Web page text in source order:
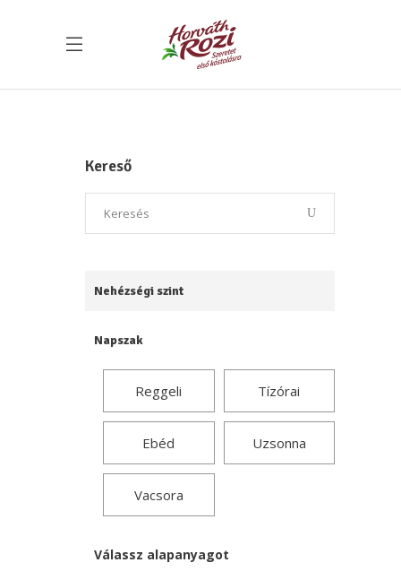
Kereső
Nehézségi szint
Napszak
Reggeli Tízórai
Ebéd Uzsonna
Vacsora
Válassz alapanyagot